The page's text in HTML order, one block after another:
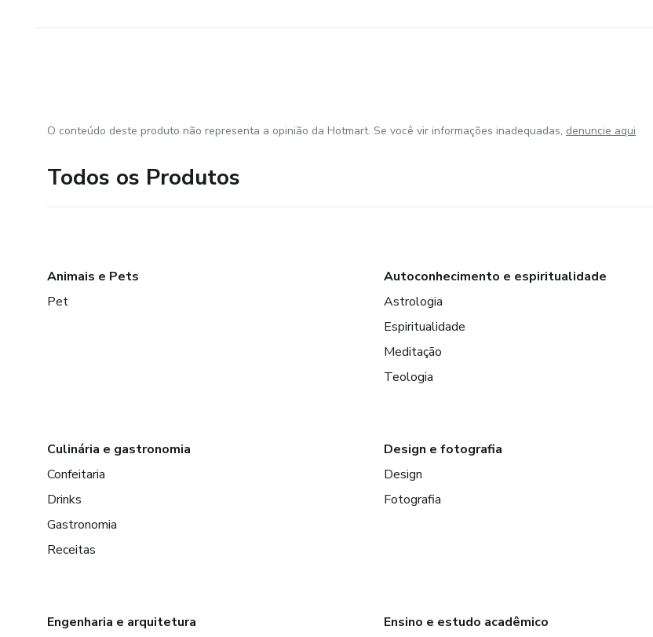
O conteúdo deste produto não representa a opinião da Hotmart. Se você vir informações inadequadas, denuncie aqui
Todos os Produtos
Animais e Pets
Pet
Autoconhecimento e espiritualidade
Astrologia
Espiritualidade
Meditação
Teologia
Culinária e gastronomia
Confeitaria
Drinks
Gastronomia
Receitas
Design e fotografia
Design
Fotografia
Engenharia e arquitetura
Ensino e estudo acadêmico